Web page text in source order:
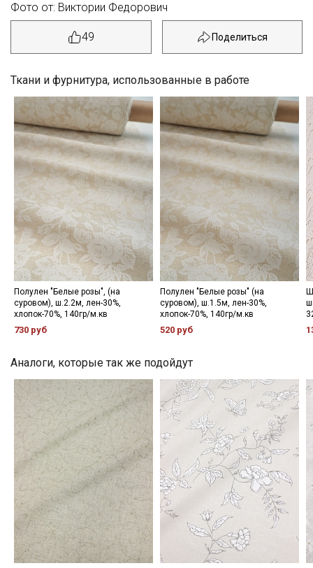
Фото от: Виктории Федорович
49
Ткани и фурнитура, использованные в работе
Полулен "Белые розы", (на
суровом), ш.2.2м, лен-30%,
хлопок-70%, 140гр/м.кв
730 руб
Полулен "Белые розы" (на
суровом), ш.1.5м, лен-30%,
хлопок-70%, 140гр/м.кв
520 руб
Аналоги, которые так же подойдут
Секретная рассылка от Купава
Мы публикуем здесь дополнительные
промокоды и скидки до 30% на узкие
Подписаться
Ознакомлен(а) сПолитикой обработки персональных
данныхи даю Согласие на обработку персональных
данных
Даю Согласие на получение рекламных и
информационных рассылок